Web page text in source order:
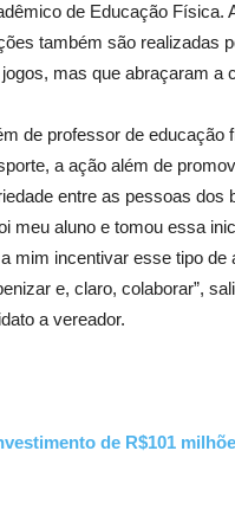
de Educação Física.
também são realizadas
mas que abraçaram a
de professor de educação
a ação além de
entre as pessoas dos
meu aluno e tomou essa
mim incentivar esse tipo de
e, claro, colaborar”,
a vereador.
de R$101